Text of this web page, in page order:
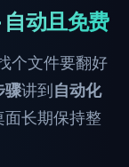
动且免费
个文件要翻好
骤讲到自动化
面长期保持整